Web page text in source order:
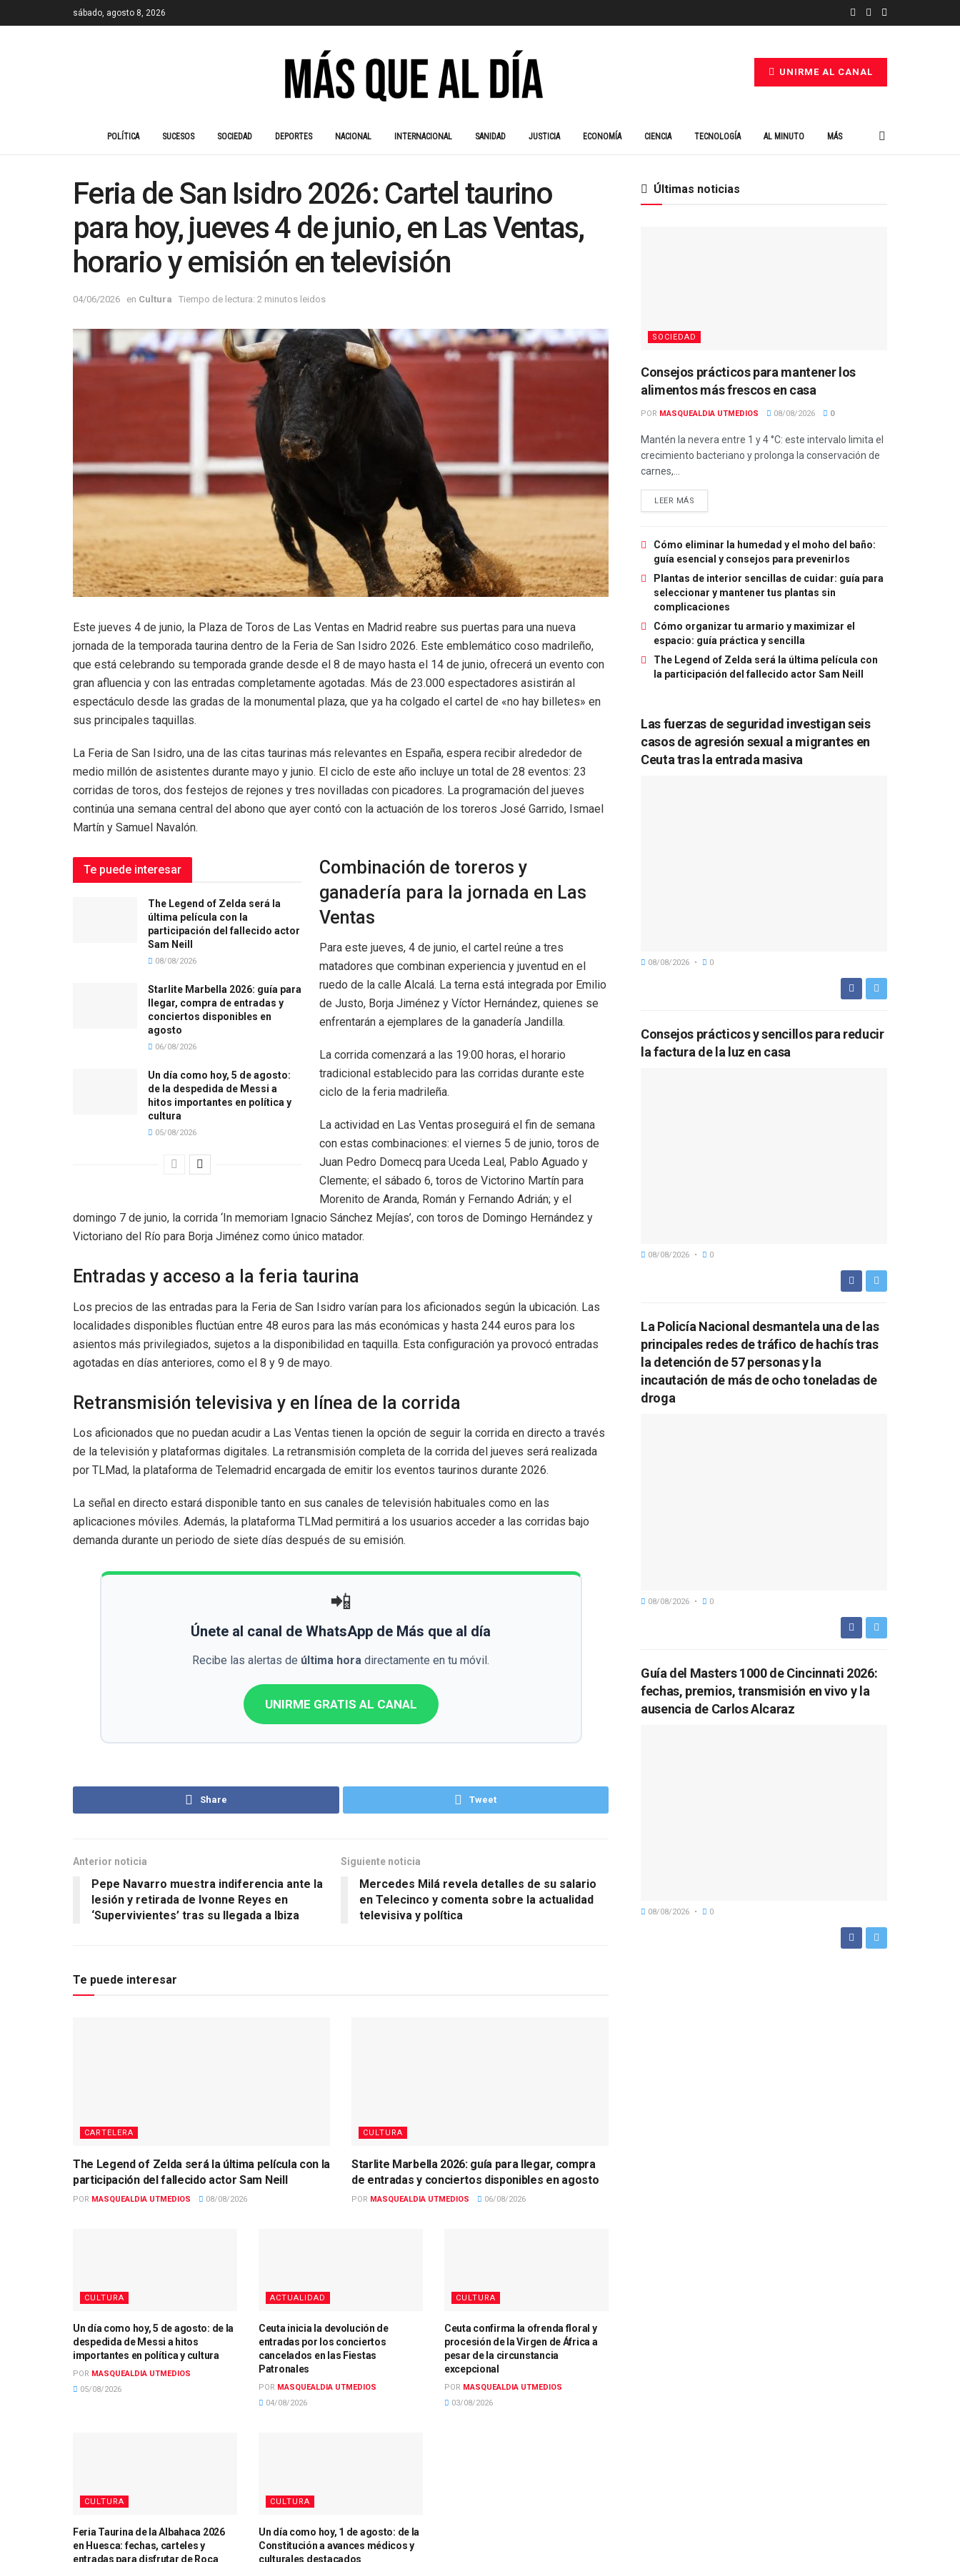
sábado, agosto 8, 2026
UNIRME AL CANAL
POLÍTICA SUCESOS SOCIEDAD DEPORTES NACIONAL INTERNACIONAL SANIDAD JUSTICIA ECONOMÍA CIENCIA TECNOLOGÍA AL MINUTO MÁS
Feria de San Isidro 2026: Cartel taurino
para hoy, jueves 4 de junio, en Las Ventas,
horario y emisión en televisión
04/06/2026 en Cultura Tiempo de lectura: 2 minutos leidos
Este jueves 4 de junio, la Plaza de Toros de Las Ventas en Madrid reabre sus puertas para una nueva
jornada de la temporada taurina dentro de la Feria de San Isidro 2026. Este emblemático coso madrileño,
que está celebrando su temporada grande desde el 8 de mayo hasta el 14 de junio, ofrecerá un evento con
gran afluencia y con las entradas completamente agotadas. Más de 23.000 espectadores asistirán al
espectáculo desde las gradas de la monumental plaza, que ya ha colgado el cartel de «no hay billetes» en
sus principales taquillas.
La Feria de San Isidro, una de las citas taurinas más relevantes en España, espera recibir alrededor de
medio millón de asistentes durante mayo y junio. El ciclo de este año incluye un total de 28 eventos: 23
corridas de toros, dos festejos de rejones y tres novilladas con picadores. La programación del jueves
continúa una semana central del abono que ayer contó con la actuación de los toreros José Garrido, Ismael
Martín y Samuel Navalón.
Te puede interesar
The Legend of Zelda será la
última película con la
participación del fallecido actor
Sam Neill
08/08/2026
Starlite Marbella 2026: guía para
llegar, compra de entradas y
conciertos disponibles en
agosto
06/08/2026
Un día como hoy, 5 de agosto:
de la despedida de Messi a
hitos importantes en política y
cultura
05/08/2026
Combinación de toreros y
ganadería para la jornada en Las
Ventas
Para este jueves, 4 de junio, el cartel reúne a tres
matadores que combinan experiencia y juventud en el
ruedo de la calle Alcalá. La terna está integrada por Emilio
de Justo, Borja Jiménez y Víctor Hernández, quienes se
enfrentarán a ejemplares de la ganadería Jandilla.
La corrida comenzará a las 19:00 horas, el horario
tradicional establecido para las corridas durante este
ciclo de la feria madrileña.
La actividad en Las Ventas proseguirá el fin de semana
con estas combinaciones: el viernes 5 de junio, toros de
Juan Pedro Domecq para Uceda Leal, Pablo Aguado y
Clemente; el sábado 6, toros de Victorino Martín para
Morenito de Aranda, Román y Fernando Adrián; y el
domingo 7 de junio, la corrida ‘In memoriam Ignacio Sánchez Mejías’, con toros de Domingo Hernández y
Victoriano del Río para Borja Jiménez como único matador.
Entradas y acceso a la feria taurina
Los precios de las entradas para la Feria de San Isidro varían para los aficionados según la ubicación. Las
localidades disponibles fluctúan entre 48 euros para las más económicas y hasta 244 euros para los
asientos más privilegiados, sujetos a la disponibilidad en taquilla. Esta configuración ya provocó entradas
agotadas en días anteriores, como el 8 y 9 de mayo.
Retransmisión televisiva y en línea de la corrida
Los aficionados que no puedan acudir a Las Ventas tienen la opción de seguir la corrida en directo a través
de la televisión y plataformas digitales. La retransmisión completa de la corrida del jueves será realizada
por TLMad, la plataforma de Telemadrid encargada de emitir los eventos taurinos durante 2026.
La señal en directo estará disponible tanto en sus canales de televisión habituales como en las
aplicaciones móviles. Además, la plataforma TLMad permitirá a los usuarios acceder a las corridas bajo
demanda durante un periodo de siete días después de su emisión.
📲
Únete al canal de WhatsApp de Más que al día
Recibe las alertas de última hora directamente en tu móvil.
UNIRME GRATIS AL CANAL
Share Tweet
Anterior noticia
Pepe Navarro muestra indiferencia ante la
lesión y retirada de Ivonne Reyes en
‘Supervivientes’ tras su llegada a Ibiza
Siguiente noticia
Mercedes Milá revela detalles de su salario
en Telecinco y comenta sobre la actualidad
televisiva y política
Te puede interesar
CARTELERA
The Legend of Zelda será la última película con la
participación del fallecido actor Sam Neill
POR MASQUEALDIA UTMEDIOS 08/08/2026
CULTURA
Starlite Marbella 2026: guía para llegar, compra
de entradas y conciertos disponibles en agosto
POR MASQUEALDIA UTMEDIOS 06/08/2026
CULTURA
Un día como hoy, 5 de agosto: de la
despedida de Messi a hitos
importantes en política y cultura
POR MASQUEALDIA UTMEDIOS
05/08/2026
ACTUALIDAD
Ceuta inicia la devolución de
entradas por los conciertos
cancelados en las Fiestas
Patronales
POR MASQUEALDIA UTMEDIOS
04/08/2026
CULTURA
Ceuta confirma la ofrenda floral y
procesión de la Virgen de África a
pesar de la circunstancia
excepcional
POR MASQUEALDIA UTMEDIOS
03/08/2026
CULTURA
Feria Taurina de la Albahaca 2026
en Huesca: fechas, carteles y
entradas para disfrutar de Roca
CULTURA
Un día como hoy, 1 de agosto: de la
Constitución a avances médicos y
culturales destacados
Últimas noticias
SOCIEDAD
Consejos prácticos para mantener los
alimentos más frescos en casa
POR MASQUEALDIA UTMEDIOS 08/08/2026 0
Mantén la nevera entre 1 y 4 °C: este intervalo limita el
crecimiento bacteriano y prolonga la conservación de
carnes,...
LEER MÁS
Cómo eliminar la humedad y el moho del baño:
guía esencial y consejos para prevenirlos
Plantas de interior sencillas de cuidar: guía para
seleccionar y mantener tus plantas sin
complicaciones
Cómo organizar tu armario y maximizar el
espacio: guía práctica y sencilla
The Legend of Zelda será la última película con
la participación del fallecido actor Sam Neill
Las fuerzas de seguridad investigan seis
casos de agresión sexual a migrantes en
Ceuta tras la entrada masiva
08/08/2026 0
Consejos prácticos y sencillos para reducir
la factura de la luz en casa
08/08/2026 0
La Policía Nacional desmantela una de las
principales redes de tráfico de hachís tras
la detención de 57 personas y la
incautación de más de ocho toneladas de
droga
08/08/2026 0
Guía del Masters 1000 de Cincinnati 2026:
fechas, premios, transmisión en vivo y la
ausencia de Carlos Alcaraz
08/08/2026 0